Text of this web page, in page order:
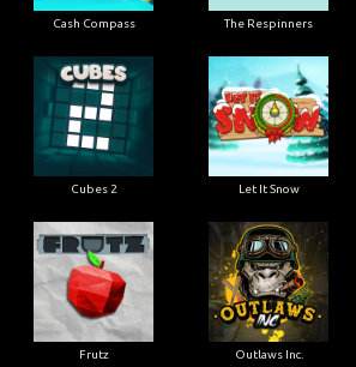
Cash Compass The Respinners
Cubes 2 Let It Snow
Frutz Outlaws Inc.